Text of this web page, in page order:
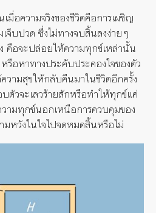
มื่อความจริงของชีวิตคือการเผชิญ
จ็บปวด ซึ่งไม่ทางจบสิ้นลงง่ายๆ
คือจะปล่อยให้ความทุกข์เหล่านั้น
รือหาทางประคับประคองใจของตัว
วามสุขให้กลับคืนมาในชีวิตอีกครั้ง
ตัวจะเลวร้ายสักหรือทำให้ทุกข์แค่
ามทุกข์นอกเหนือการควบคุมของ
มหวังในใจไปจดหมดสิ้นหรือไม่